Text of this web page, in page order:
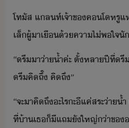
โทัส​ ​แลท​์​เจ้าข​คโ​หรู​แ
เล็​ผู้าเื​้​คาไ่พใจ​ั
“​รี​า​่า้ำ​ค่ะ​ ​ตั้​หลา​ปี​ที่​รี
รี​คิถึ​๊​ ​คิถึ​”
“​จะ​าคิ​ถึ​ะไร​ะ​ี​แค่​สระ่า้
ที่​้า​เธ​็​ี​แถ​ั​ใหญ่​่า​ข